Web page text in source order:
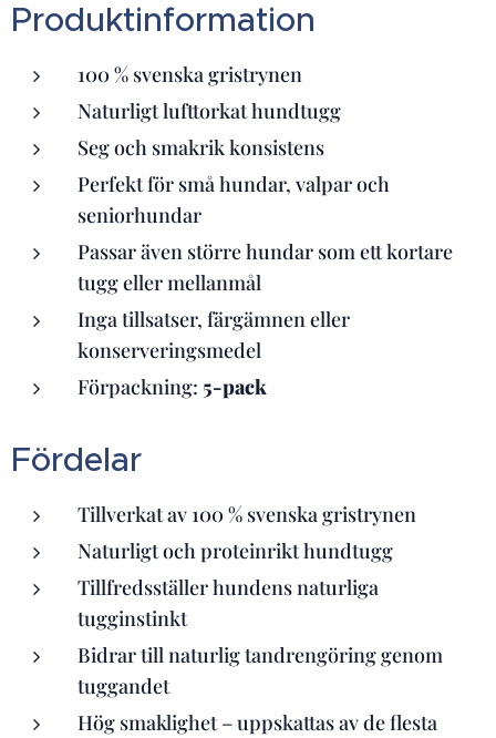
Produktinformation
100 % svenska gristrynen
Naturligt lufttorkat hundtugg
Seg och smakrik konsistens
Perfekt för små hundar, valpar och
seniorhundar
Passar även större hundar som ett kortare
tugg eller mellanmål
Inga tillsatser, färgämnen eller
konserveringsmedel
Förpackning: 5-pack
Fördelar
Tillverkat av 100 % svenska gristrynen
Naturligt och proteinrikt hundtugg
Tillfredsställer hundens naturliga
tugginstinkt
Bidrar till naturlig tandrengöring genom
tuggandet
Hög smaklighet – uppskattas av de flesta